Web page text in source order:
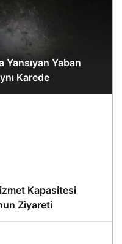
Yansıyan Yaban
Karede
Kapasitesi
Ziyareti